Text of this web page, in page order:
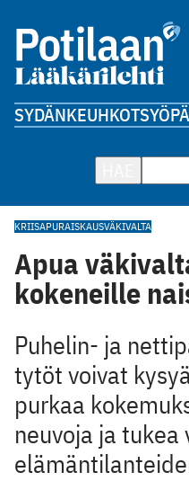
SYDÄNKEUHKOTSYÖPÄ
KRIISAPURAISKAUSVÄKIVALTA
Apua
kokeneille
Puhelin- ja
tytöt voivat
purkaa
neuvoja ja tukea